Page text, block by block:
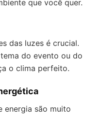
que você quer.
das luzes é crucial.
do evento ou do
o clima perfeito.
energia são muito